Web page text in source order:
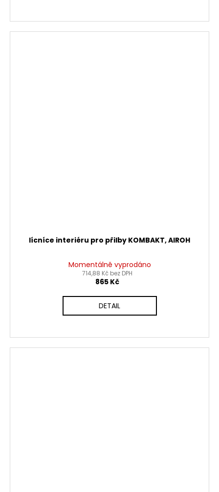
lícníce interiéru pro přilby KOMBAKT, AIROH
Momentálně vyprodáno
714,88 Kč bez DPH
865 Kč
DETAIL